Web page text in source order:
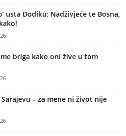
usta Dodiku: Nadživjeće te Bosna,
briga kako oni žive u tom
– za mene ni život nije